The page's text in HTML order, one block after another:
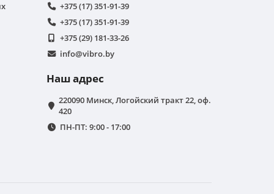
+375 (17) 351-91-39
+375 (17) 351-91-39
+375 (29) 181-33-26
info@vibro.by
Наш адрес
220090 Минск, Логойский тракт 22, оф.
420
ПН-ПТ: 9:00 - 17:00